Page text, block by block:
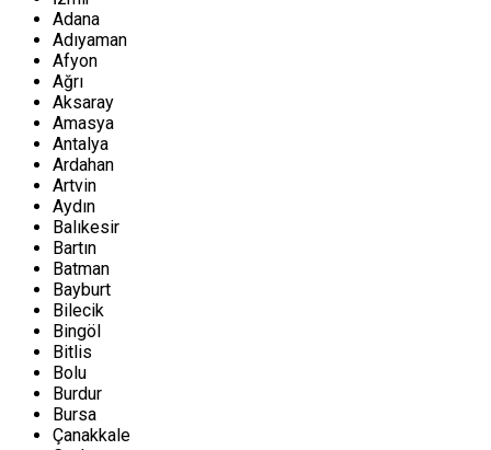
Adana
Adıyaman
Afyon
Ağrı
Aksaray
Amasya
Antalya
Ardahan
Artvin
Aydın
Balıkesir
Bartın
Batman
Bayburt
Bilecik
Bingöl
Bitlis
Bolu
Burdur
Bursa
Çanakkale